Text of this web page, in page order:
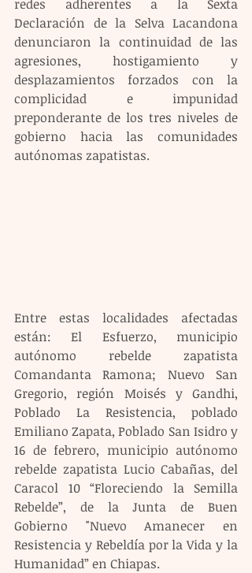
redes adherentes a la Sexta
Declaración de la Selva Lacandona
denunciaron la continuidad de las
agresiones, hostigamiento y
desplazamientos forzados con la
complicidad e impunidad
preponderante de los tres niveles de
gobierno hacia las comunidades
autónomas zapatistas.
Entre estas localidades afectadas
están: El Esfuerzo, municipio
autónomo rebelde zapatista
Comandanta Ramona; Nuevo San
Gregorio, región Moisés y Gandhi,
Poblado La Resistencia, poblado
Emiliano Zapata, Poblado San Isidro y
16 de febrero, municipio autónomo
rebelde zapatista Lucio Cabañas, del
Caracol 10 “Floreciendo la Semilla
Rebelde”, de la Junta de Buen
Gobierno "Nuevo Amanecer en
Resistencia y Rebeldía por la Vida y la
Humanidad” en Chiapas.